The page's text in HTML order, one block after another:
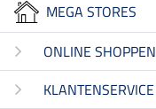
MEGA STORES
ONLINE SHOPPEN
KLANTENSERVICE